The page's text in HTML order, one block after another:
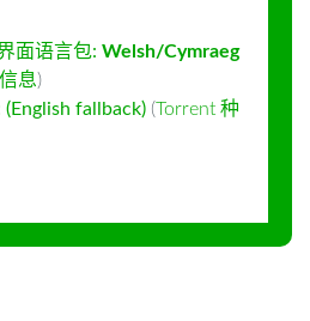
面语言包: Welsh/Cymraeg
信息)
fallback) (Torrent 种